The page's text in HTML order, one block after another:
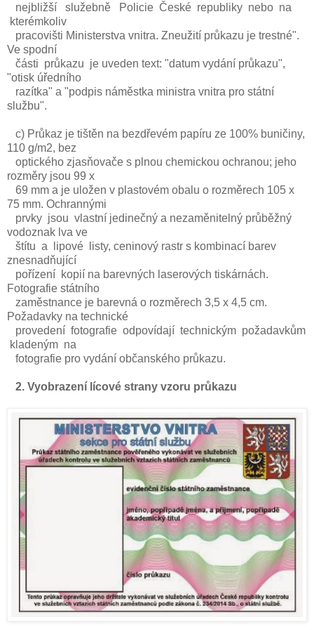
nejbližší služebně Policie České republiky nebo na
kterémkoliv
pracovišti Ministerstva vnitra. Zneužití průkazu je trestné".
Ve spodní
části průkazu je uveden text: "datum vydání průkazu",
"otisk úředního
razítka" a "podpis náměstka ministra vnitra pro státní
službu".
c) Průkaz je tištěn na bezdřevém papíru ze 100% buničiny,
110 g/m2, bez
optického zjasňovače s plnou chemickou ochranou; jeho
rozměry jsou 99 x
69 mm a je uložen v plastovém obalu o rozměrech 105 x
75 mm. Ochrannými
prvky jsou vlastní jedinečný a nezaměnitelný průběžný
vodoznak lva ve
štítu a lipové listy, ceninový rastr s kombinací barev
znesnadňující
pořízení kopií na barevných laserových tiskárnách.
Fotografie státního
zaměstnance je barevná o rozměrech 3,5 x 4,5 cm.
Požadavky na technické
provedení fotografie odpovídají technickým požadavkům
kladeným na
fotografie pro vydání občanského průkazu.
2. Vyobrazení lícové strany vzoru průkazu